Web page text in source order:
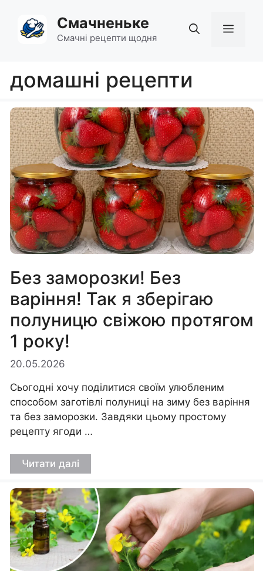
вмісту
Смачненьке
Смачні рецепти щодня
домашні рецепти
Без заморозки! Без
варіння! Так я зберігаю
полуницю свіжою протягом
1 року!
20.05.2026
Сьогодні хочу поділитися своїм улюбленим
способом заготівлі полуниці на зиму без варіння
та без заморозки. Завдяки цьому простому
рецепту ягоди …
Читати далі